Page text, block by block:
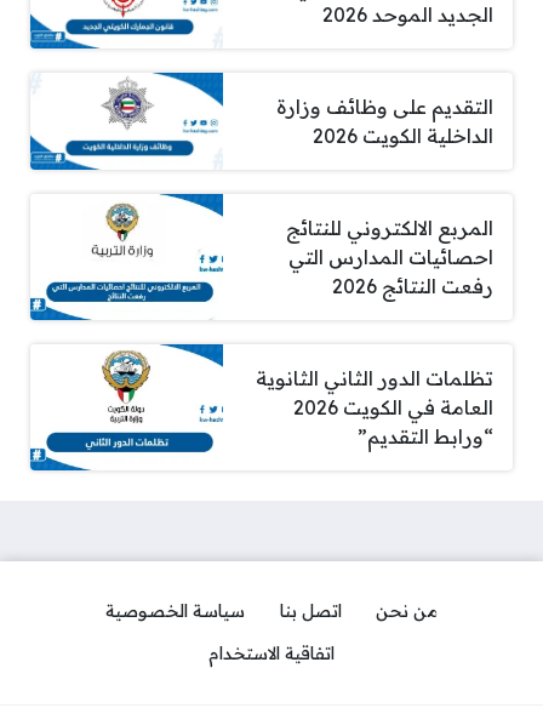
الجديد الموحد 2026
التقديم على وظائف وزارة
الداخلية الكويت 2026
المربع الالكتروني للنتائج
احصائيات المدارس التي
رفعت النتائج 2026
تظلمات الدور الثاني الثانوية
العامة في الكويت 2026
“ورابط التقديم”
من نحن اتصل بنا
سياسة الخصوصية
اتفاقية الاستخدام